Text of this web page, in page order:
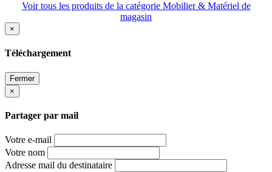
Voir tous les produits de la catégorie Mobilier & Matériel de
magasin
×
Téléchargement
Fermer
×
Partager par mail
Votre e-mail
Votre nom
Adresse mail du destinataire